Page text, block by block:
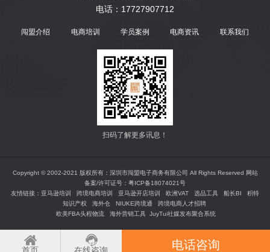
电话：17727907712
闯盟介绍 电商培训 学员案例 电商资讯 联系我们
扫码了解更多讯息！
Copyright © 2002-2021 版权所有：深圳市闯盟电子商务有限公司 All Rights Reserved 网站
备案/许可证号： 粤ICP备18074021号
友情链接： 亚马逊培训 跨境电商培训 亚马逊开店培训 欧洲VAT 选品工具 船长BI
积特
知识产权
海外仓 NIUKE跨境通
跨境电商人才招聘
欧美FBA头程物流
海外营销工具 JuyTui社媒发布聚合系统
电话咨询